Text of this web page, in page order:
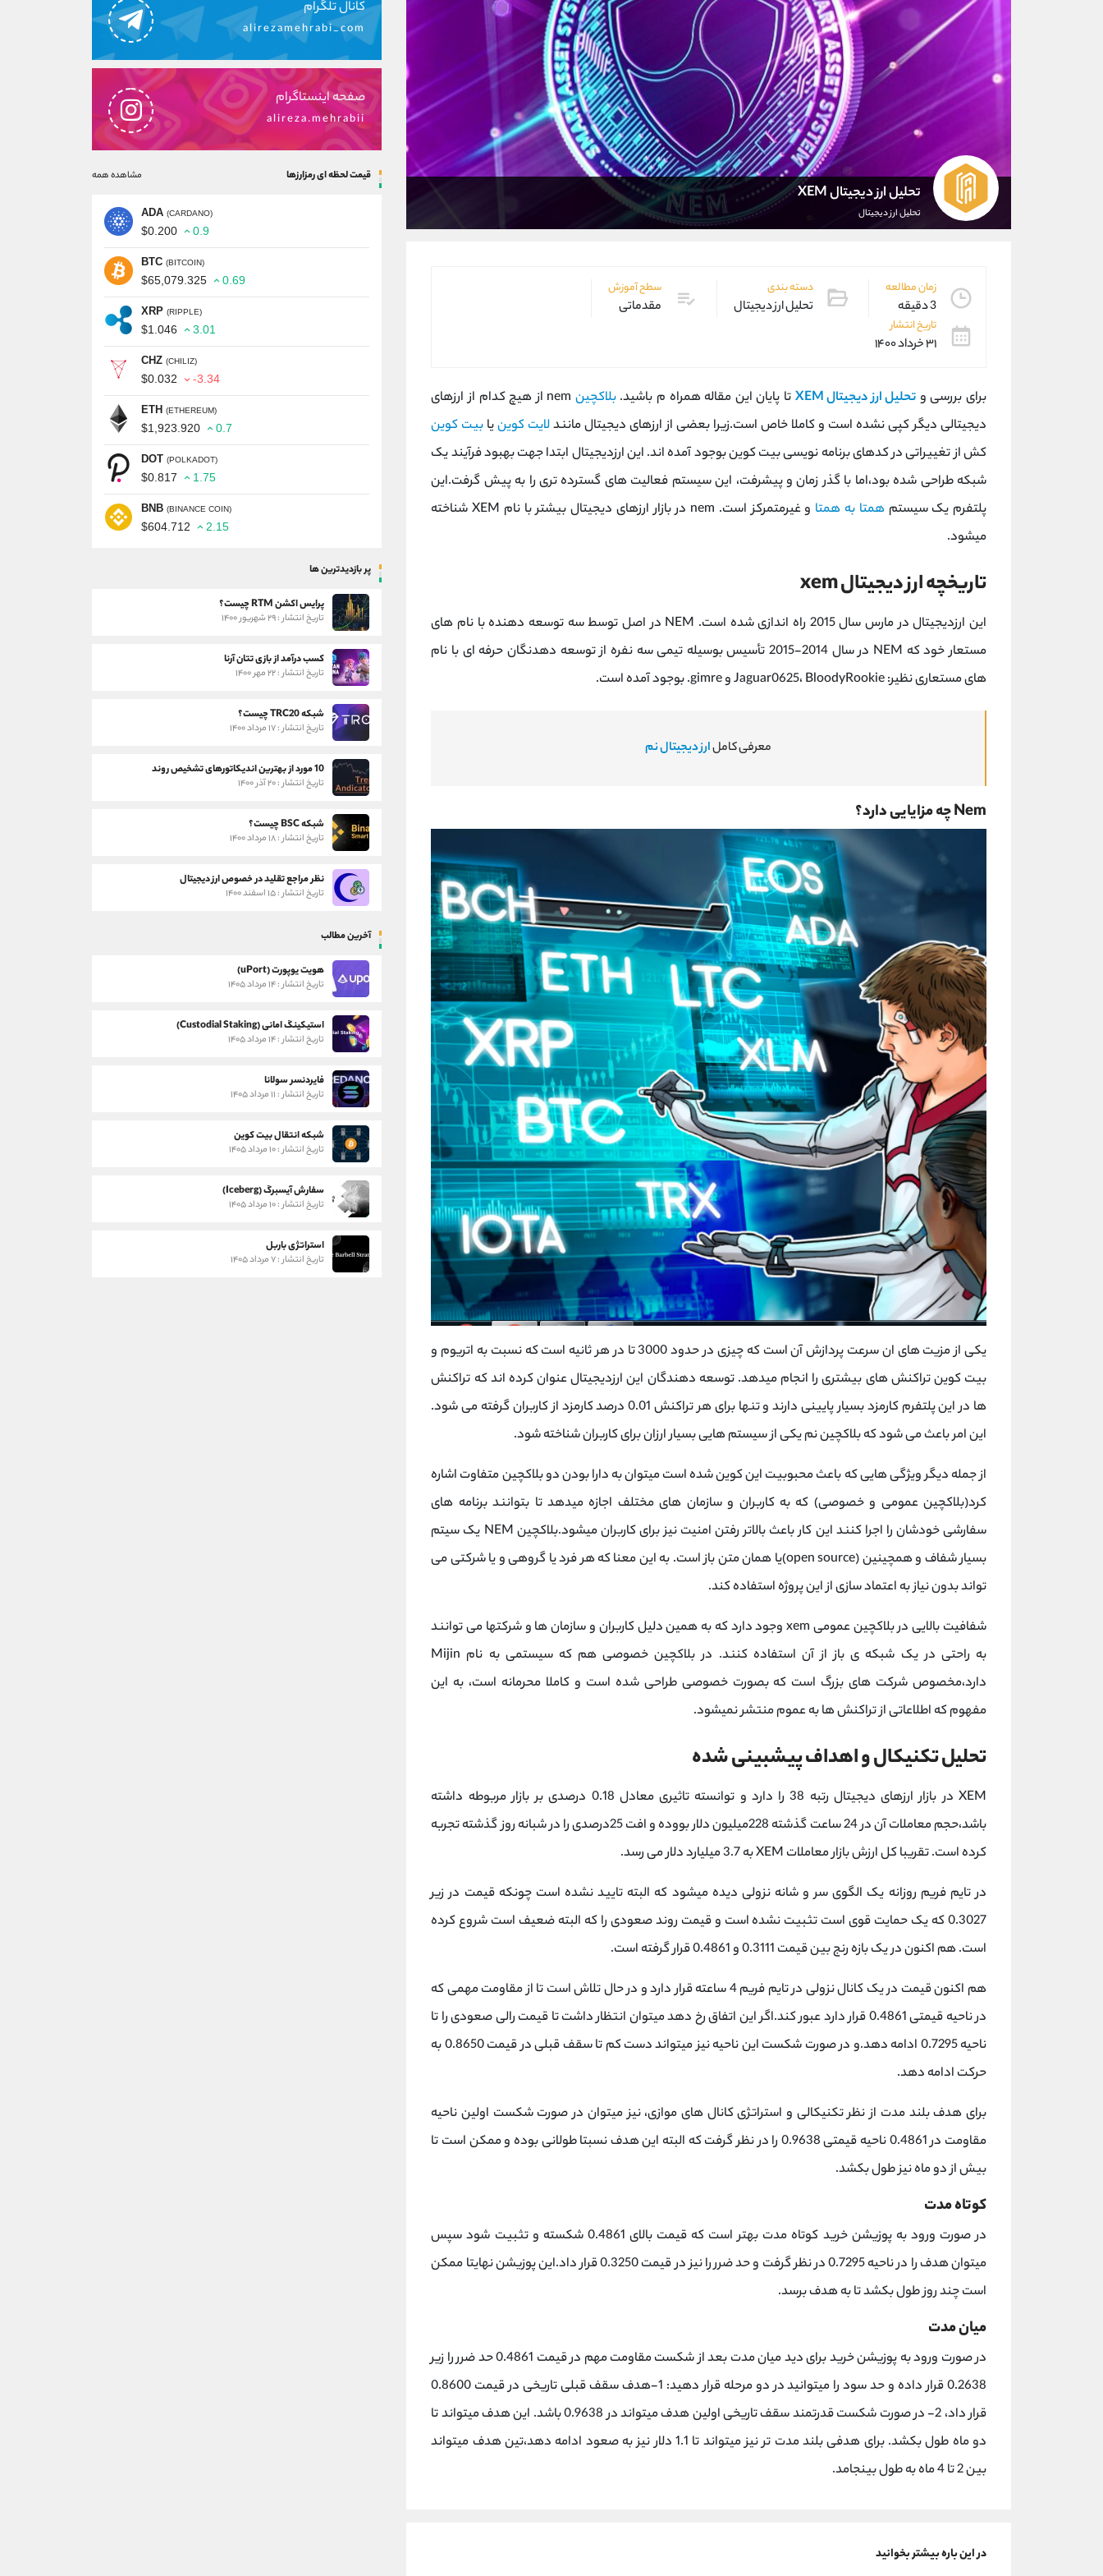
تحلیل ارز دیجیتال XEM
تحلیل ارز دیجیتال
زمان مطالعه
3 دقیقه
دسته بندی
تحلیل ارز دیجیتال
سطح آموزش
مقدماتی
تاریخ انتشار
۳۱ خرداد ۱۴۰۰
برای بررسی و تحلیل ارز دیجیتال XEM تا پایان این مقاله همراه م باشید.بلاکچین
nem از هیچ کدام از ارزهای
دیجیتالی دیگر کپی نشده است و کاملا خاص است.زیرا بعضی از ارزهای دیجیتال مانندلایت کوینیا بیت کوین
کش از تغییراتی در کدهای برنامه نویسی بیت کوین بوجود آمده اند. این ارزدیجیتال ابتدا جهت بهبود فرآیند یک
شبکه طراحی شده بود،اما با گذر زمان و پیشرفت، این سیستم فعالیت های گسترده تری را به پیش گرفت.این
پلتفرم یک سیستمهمتا به همتا
و غیرمتمرکز است. nem در بازار ارزهای دیجیتال بیشتر با نام XEM شناخته
میشود.
تاریخچه ارز دیجیتال xem
این ارزدیجیتال در مارس سال 2015 راه اندازی شده است. NEM در اصل توسط سه توسعه دهنده با نام های
مستعار خود که NEM در سال 2014-2015 تأسیس بوسیله تیمی سه نفره از توسعه دهدنگان حرفه ای با نام
های مستعاری نظیر: Jaguar0625، BloodyRookie و gimre. بوجود آمده است.
معرفی کاملارز دیجیتال نم
Nem چه مزایایی دارد؟
یکی از مزیت های ان سرعت پردازش آن است که چیزی در حدود 3000 تا در هر ثانیه است که نسبت به اتریوم و
بیت کوین تراکنش های بیشتری را انجام میدهد. توسعه دهندگان این ارزدیجیتال عنوان کرده اند که تراکنش
ها در این پلتفرم کارمزد بسیار پایینی دارند و تنها برای هر تراکنش 0.01 درصد کارمزد از کاربران گرفته می شود.
این امر باعث می شود که بلاکچین نم یکی از سیستم هایی بسیار ارزان برای کاربران شناخته شود.
از جمله دیگر ویژگی هایی که باعث محبوبیت این کوین شده است میتوان به دارا بودن دو بلاکچین متفاوت اشاره
کرد(بلاکچین عمومی و خصوصی) که به کاربران و سازمان های مختلف اجازه میدهد تا بتوانند برنامه های
سفارشی خودشان را اجرا کنند این کار باعث بالاتر رفتن امنیت نیز برای کاربران میشود.بلاکچین NEM یک سیتم
بسیار شفاف و همچینین (open source)یا همان متن باز است. به این معنا که هر فرد یا گروهی و یا شرکتی می
تواند بدون نیاز به اعتماد سازی از این پروژه استفاده کند.
شفافیت بالایی در بلاکچین عمومی xem وجود دارد که به همین دلیل کاربران و سازمان ها و شرکتها می توانند
به راحتی در یک شبکه ی باز از آن استفاده کنند. در بلاکچین خصوصی هم که سیستمی به نام Mijin
دارد،مخصوص شرکت های بزرگ است که بصورت خصوصی طراحی شده است و کاملا محرمانه است، به این
مفهوم که اطلاعاتی از تراکنش ها به عموم منتشر نمیشود.
تحلیل تکنیکال و اهداف پیشبینی شده
XEM در بازار ارزهای دیجیتال رتبه 38 را دارد و توانسته تاثیری معادل 0.18 درصدی بر بازار مربوطه داشته
باشد،حجم معاملات آن در 24 ساعت گذشته 228میلیون دلار بووده و افت 25درصدی را در شبانه روز گذشته تجربه
کرده است. تقریبا کل ارزش بازار معاملات XEM به 3.7 میلیارد دلار می رسد.
در تایم فریم روزانه یک الگوی سر و شانه نزولی دیده میشود که البته تایید نشده است چونکه قیمت در زیر
0.3027 که یک حمایت قوی است تثبیت نشده است و قیمت روند صعودی را که البته ضعیف است شروع کرده
است. هم اکنون در یک بازه رنج بین قیمت 0.3111 و 0.4861 قرار گرفته است.
هم اکنون قیمت در یک کانال نزولی در تایم فریم 4 ساعته قرار دارد و در حال تلاش است تا از مقاومت مهمی که
در ناحیه قیمتی 0.4861 قرار دارد عبور کند.اگر این اتفاق رخ دهد میتوان انتظار داشت تا قیمت رالی صعودی را تا
ناحیه 0.7295 ادامه دهد.و در صورت شکست این ناحیه نیز میتواند دست کم تا سقف قبلی در قیمت 0.8650 به
حرکت ادامه دهد.
برای هدف بلند مدت از نظر تکنیکالی و استراتژی کانال های موازی، نیز میتوان در صورت شکست اولین ناحیه
مقاومت در 0.4861 ناحیه قیمتی 0.9638 را در نظر گرفت که البته این هدف نسبتا طولانی بوده و ممکن است تا
بیش از دو ماه نیز طول بکشد.
کوتاه مدت
در صورت ورود به پوزیشن خرید کوتاه مدت بهتر است که قیمت بالای 0.4861 شکسته و تثبیت شود سپس
میتوان هدف را در ناحیه 0.7295 در نظر گرفت و حد ضرر را نیز در قیمت 0.3250 قرار داد.این پوزیشن نهایتا ممکن
است چند روز طول بکشد تا به هدف برسد.
میان مدت
در صورت ورود به پوزیشن خرید برای دید میان مدت بعد از شکست مقاومت مهم در قیمت 0.4861 حد ضرر را زیر
0.2638 قرار داده و حد سود را میتوانید در دو مرحله قرار دهید: 1-هدف سقف قبلی تاریخی در قیمت 0.8600
قرار داد، 2- در صورت شکست قدرتمند سقف تاریخی اولین هدف میتواند در 0.9638 باشد. این هدف میتواند تا
دو ماه طول بکشد. برای هدفی بلند مدت تر نیز میتواند تا 1.1 دلار نیز به صعود ادامه دهد،تین هدف میتواند
بین 2 تا 4 ماه به طول بینجامد.
در این باره بیشتر بخوانید
کانال تلگرام
alirezamehrabi_com
صفحه اینستاگرام
alireza.mehrabii
قیمت لحظه ای رمزارزها مشاهده همه
ADA (CARDANO)
$0.200 0.9
BTC (BITCOIN)
$65,079.325 0.69
XRP (RIPPLE)
$1.046 3.01
CHZ (CHILIZ)
$0.032 -3.34
ETH (ETHEREUM)
$1,923.920 0.7
DOT (POLKADOT)
$0.817 1.75
BNB (BINANCE COIN)
$604.712 2.15
پر بازدیدترین ها
پرایس اکشن RTM چیست؟
تاریخ انتشار : ۲۹ شهریور ۱۴۰۰
کسب درآمد از بازی تتان آرنا
تاریخ انتشار : ۲۲ مهر ۱۴۰۰
شبکه TRC20 چیست؟
تاریخ انتشار : ۱۷ مرداد ۱۴۰۰
10 مورد از بهترین اندیکاتورهای تشخیص روند
تاریخ انتشار : ۲۰ آذر ۱۴۰۰
شبکه BSC چیست؟
تاریخ انتشار : ۱۸ مرداد ۱۴۰۰
نظر مراجع تقلید در خصوص ارز دیجیتال
تاریخ انتشار : ۱۵ اسفند ۱۴۰۰
آخرین مطالب
هویت یوپورت (uPort)
تاریخ انتشار : ۱۴ مرداد ۱۴۰۵
استیکینگ امانی (Custodial Staking)
تاریخ انتشار : ۱۴ مرداد ۱۴۰۵
فایردنسر سولانا
تاریخ انتشار : ۱۱ مرداد ۱۴۰۵
شبکه انتقال بیت کوین
تاریخ انتشار : ۱۰ مرداد ۱۴۰۵
سفارش آیسبرگ (Iceberg)
تاریخ انتشار : ۱۰ مرداد ۱۴۰۵
استراتژی باربل
تاریخ انتشار : ۷ مرداد ۱۴۰۵